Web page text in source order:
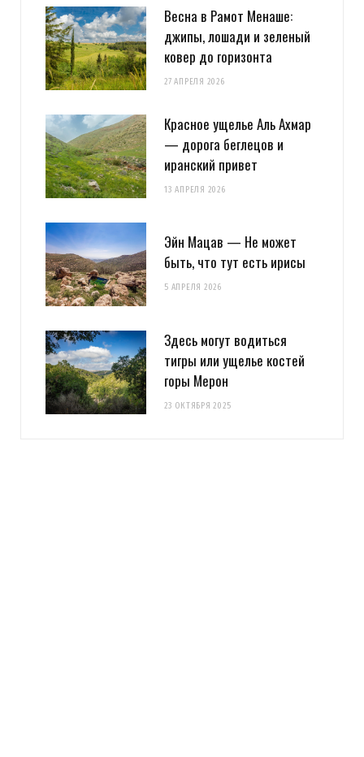
Весна в Рамот Менаше:
джипы, лошади и зеленый
ковер до горизонта
27 АПРЕЛЯ 2026
Красное ущелье Аль Ахмар
— дорога беглецов и
иранский привет
13 АПРЕЛЯ 2026
Эйн Мацав — Не может
быть, что тут есть ирисы
5 АПРЕЛЯ 2026
Здесь могут водиться
тигры или ущелье костей
горы Мерон
23 ОКТЯБРЯ 2025